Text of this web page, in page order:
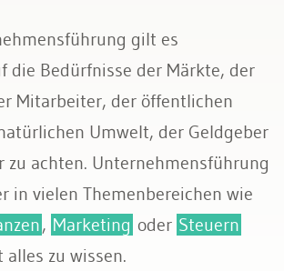
gilt es
die Bedürfnisse der Märkte, der
Mitarbeiter, der öffentlichen
Umwelt, der Geldgeber
zu achten. Unternehmensführung
in vielen Themenbereichen wie
, Marketing oder Steuern
zu wissen.